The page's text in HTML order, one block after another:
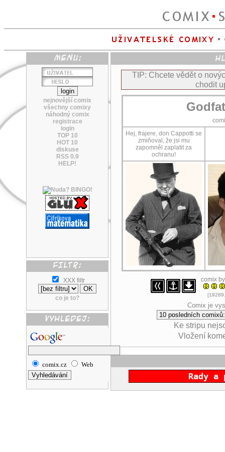
nejnovější comix
všechny comixy
náhodný comix
registrace
login
TOP 10
HOT 10
diskuse
RSS 0.9
HELP!
XXX filtr
co je to?
comix.cz Web
TIP: Chcete vědět o
chodit
Hej, frajere, don Cappotti se
zmiňoval, že jsi mu
zapomněl zaplatit za
ochranu!
comix
Comix je
Ke stripu
Vložení
Rady a